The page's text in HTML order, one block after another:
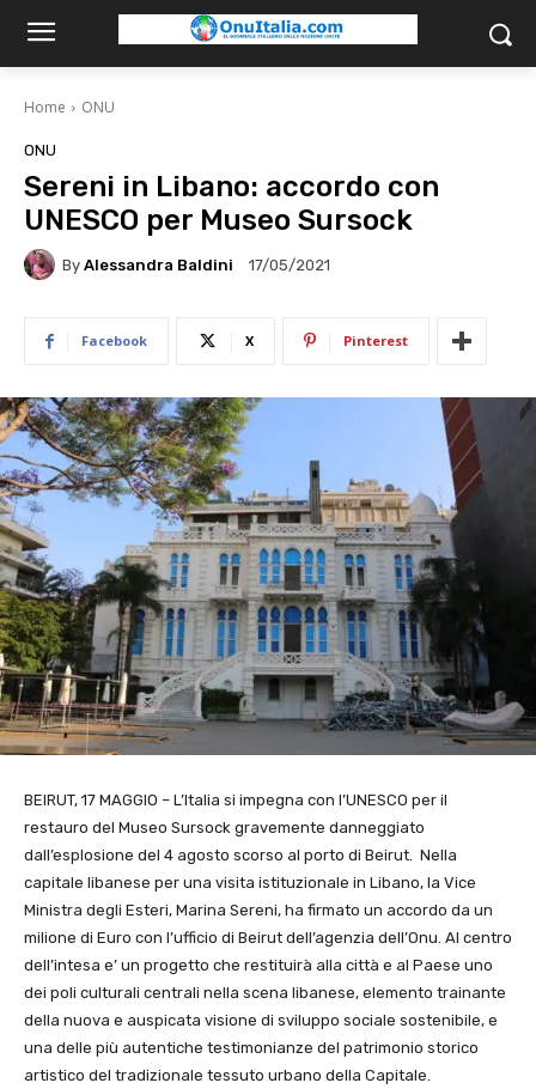
Home ONU
ONU
Sereni in Libano: accordo con
UNESCO per Museo Sursock
By Alessandra Baldini 17/05/2021
Facebook X Pinterest
BEIRUT, 17 MAGGIO – L’Italia si impegna con l’UNESCO per il
restauro del Museo Sursock gravemente danneggiato
dall’esplosione del 4 agosto scorso al porto di Beirut. Nella
capitale libanese per una visita istituzionale in Libano, la Vice
Ministra degli Esteri, Marina Sereni, ha firmato un accordo da un
milione di Euro con l’ufficio di Beirut dell’agenzia dell’Onu. Al centro
dell’intesa e’ un progetto che restituirà alla città e al Paese uno
dei poli culturali centrali nella scena libanese, elemento trainante
della nuova e auspicata visione di sviluppo sociale sostenibile, e
una delle più autentiche testimonianze del patrimonio storico
artistico del tradizionale tessuto urbano della Capitale.